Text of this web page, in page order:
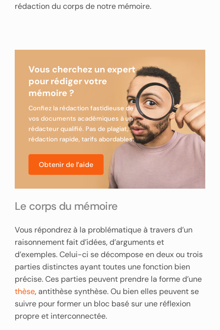
rédaction du corps de notre mémoire.
Vous cherchez un expert
pour rédiger votre
mémoire ?
Confiez la rédaction fastidieuse de
vos documents académiques à un
rédacteur qualifié. Pas de plagiat,
rédaction rapide, tarifs abordables.
Obtenir de l’aide
Le corps du mémoire
Vous répondrez à la problématique à travers d’un
raisonnement fait d’idées, d’arguments et
d’exemples. Celui-ci se décompose en deux ou trois
parties distinctes ayant toutes une fonction bien
précise. Ces parties peuvent prendre la forme d’une
thèse, antithèse synthèse. Ou bien elles peuvent se
suivre pour former un bloc basé sur une réflexion
propre et interconnectée.